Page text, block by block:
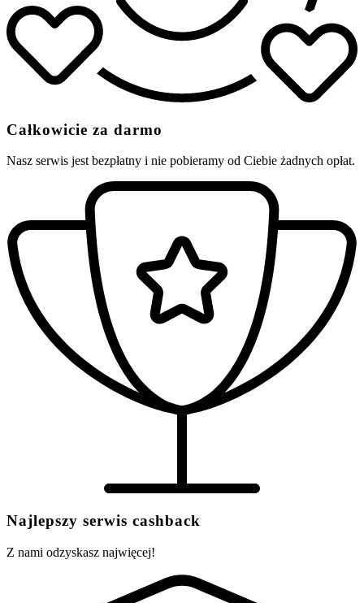
Całkowicie za darmo
Nasz serwis jest bezpłatny i nie pobieramy od Ciebie żadnych opłat.
Najlepszy serwis cashback
Z nami odzyskasz najwięcej!